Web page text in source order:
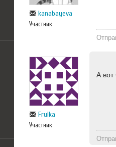
kanabayeva
Участник
Fruika
Участник
А вот